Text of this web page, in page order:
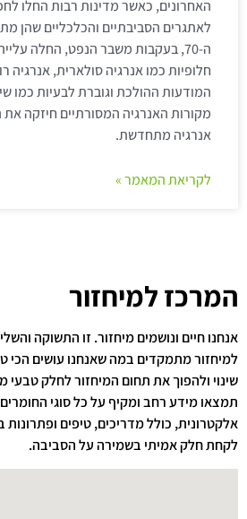
האחרונים, כאשר מדינות רבות החלו
לאתגרים הסביבתיים והכלכליים שהן
ה-70, בעקבות משבר הנפט, החלה
חלופיות כמו אנרגיה סולארית, אנרגיה
המודעות ההולכת וגוברת לבעיות כמו
מקורות האנרגיה המסורתיים חיזקה
אנרגיה מתחדשת.
לקריאת המאמר »
המרכז למיחזור
אנחנו חיים ונושמים מיחזור. זו התשוקה
למיחזור מתמקדים במה שאנחנו עושים הכי
שינוי ולהפוך את תחום המיחזור לחלק טבעי
תמצאו מידע רחב ומקיף על כל סוגי
אלקטרונית, כולל מדריכים, טיפים
לקחת חלק אמיתי בשמירה על הסביבה.